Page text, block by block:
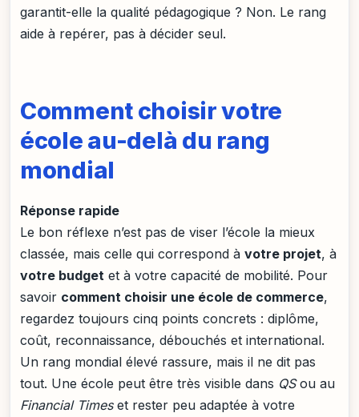
garantit-elle la qualité pédagogique ? Non. Le rang
aide à repérer, pas à décider seul.
Comment choisir votre
école au-delà du rang
mondial
Réponse rapide
Le bon réflexe n’est pas de viser l’école la mieux
classée, mais celle qui correspond à votre projet, à
votre budget et à votre capacité de mobilité. Pour
savoir comment choisir une école de commerce,
regardez toujours cinq points concrets : diplôme,
coût, reconnaissance, débouchés et international.
Un rang mondial élevé rassure, mais il ne dit pas
tout. Une école peut être très visible dans QSou au
Financial Timeset rester peu adaptée à votre